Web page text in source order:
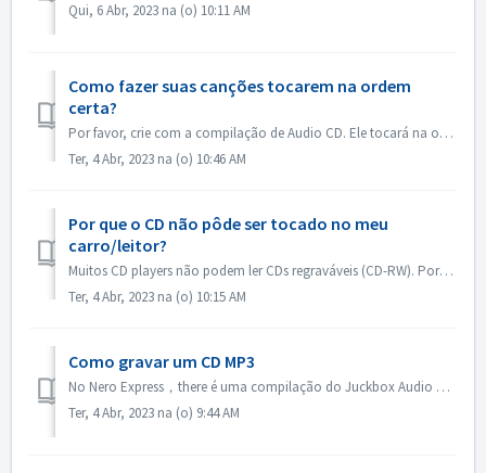
Qui, 6 Abr, 2023 na (o) 10:11 AM
Como fazer suas canções tocarem na ordem
certa?
Por favor, crie com a compilação de Audio CD. Ele tocará na ordem em que você adicionou os arquivos. Se você criar com outra compilação que irá gravar de fa...
Ter, 4 Abr, 2023 na (o) 10:46 AM
Por que o CD não pôde ser tocado no meu
carro/leitor?
Muitos CD players não podem ler CDs regraváveis (CD-RW). Portanto, você deve usar os CD-ROMs normais para gravar CDs de áudio.
Ter, 4 Abr, 2023 na (o) 10:15 AM
Como gravar um CD MP3
No Nero Express，there é uma compilação do Juckbox Audio CD que cria um CD com todos os seus arquivos favoritos MP3, WMA ou Nero AAC que podem ser reproduzi...
Ter, 4 Abr, 2023 na (o) 9:44 AM